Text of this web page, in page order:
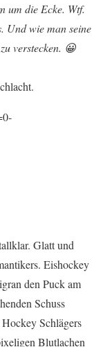
um die Ecke. Wtf.
Und wie man seine
verstecken. 😀
Glatt und
Eishockey
den Puck am
Schuss
Schlägers
Blutlachen